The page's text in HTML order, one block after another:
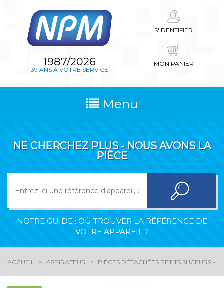
1987/2026
39 ANS À VOTRE SERVICE
S'IDENTIFIER
MON PANIER
Menu
NE CHERCHEZ PLUS - NOUS AVONS LA
PIÈCE
NOTRE GUIDE : OÙ TROUVER LA RÉFÉRENCE DE
VOTRE APPAREIL ?
ACCUEIL ASPIRATEUR PIÈCES DÉTACHÉES PETITS SUCEURS -